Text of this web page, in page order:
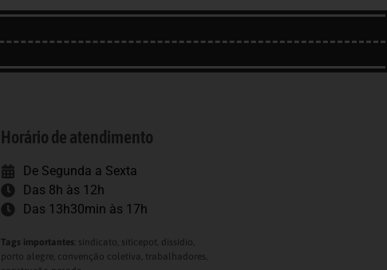
Horário de atendimento
De Segunda a Sexta
Das 8h às 12h
Das 13h30min às 17h
Tags importantes : sindicato, siticepot, dissidio,
porto alegre, convenção coletiva, trabalhadores,